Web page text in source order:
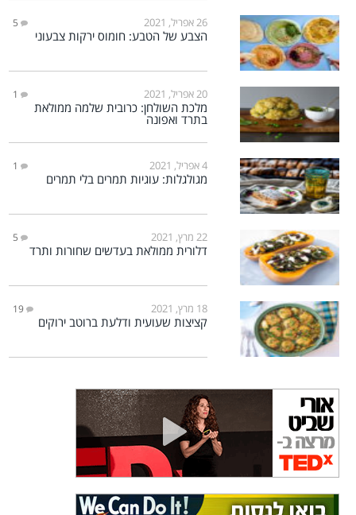
26 אפריל, 2021 5
הצבע של הטבע: חומוס ירקות צבעוני
20 אפריל, 2021 1
מלכת השולחן: כרובית שלמה ממולאת
בתרד ואפונה
4 אפריל, 2021 1
מגולגלות: עוגיות תמרים בלי תמרים
22 מרץ, 2021 5
דלורית ממולאת בעדשים שחורות ותרד
18 מרץ, 2021 19
קציצות שעועית ודלעת ברוטב ירוקים